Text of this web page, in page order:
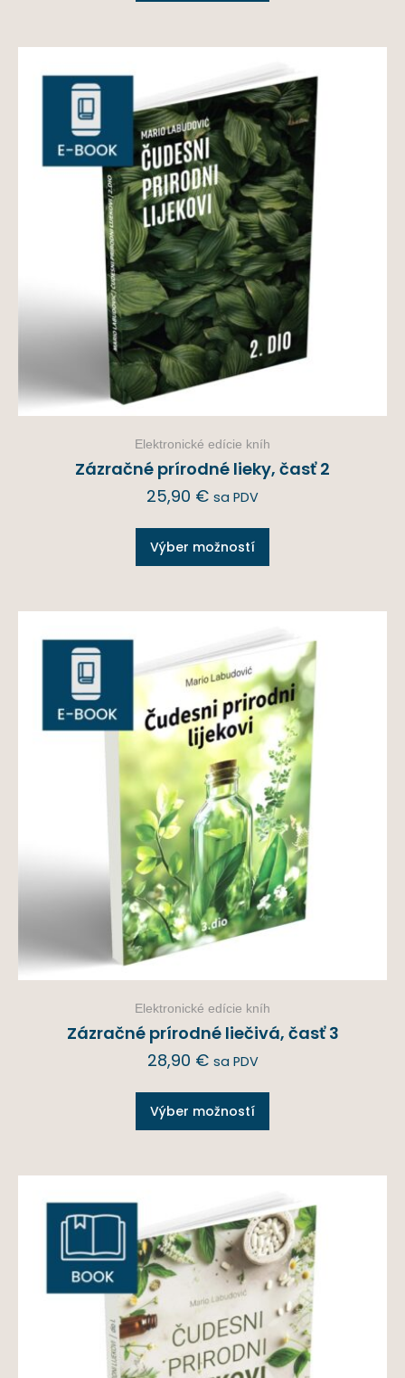
Elektronické edície kníh
Zázračné prírodné lieky, časť 2
25,90 € sa PDV
Výber možností
Elektronické edície kníh
Zázračné prírodné liečivá, časť 3
28,90 € sa PDV
Výber možností